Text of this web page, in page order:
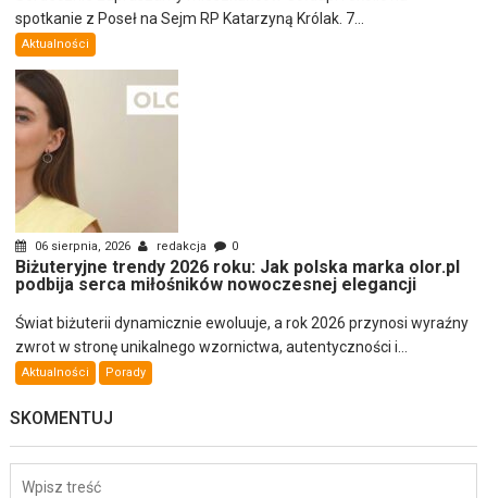
spotkanie z Poseł na Sejm RP Katarzyną Królak. 7...
Aktualności
06 sierpnia, 2026 redakcja 0
Biżuteryjne trendy 2026 roku: Jak polska marka olor.pl
podbija serca miłośników nowoczesnej elegancji
Świat biżuterii dynamicznie ewoluuje, a rok 2026 przynosi wyraźny
zwrot w stronę unikalnego wzornictwa, autentyczności i...
Aktualności Porady
SKOMENTUJ